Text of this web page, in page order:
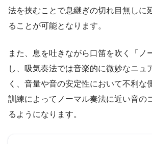
法を挟むことで息継ぎの切れ目無しに
ることが可能となります。
また、息を吐きながら口笛を吹く「ノ
し、吸気奏法では音楽的に微妙なニュ
く、音量や音の安定性において不利な
訓練によってノーマル奏法に近い音の
るようになります。